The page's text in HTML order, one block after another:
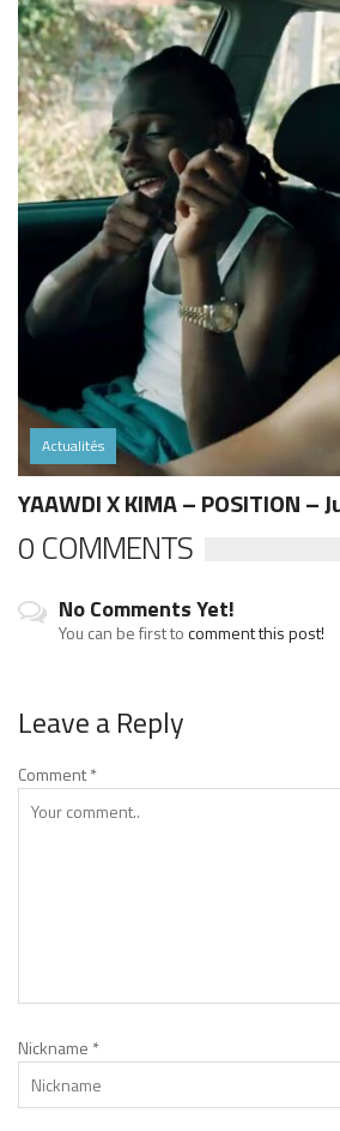
Actualités
YAAWDI X KIMA – POSITION –
0 COMMENTS
No Comments Yet!
You can be first tocomment this post!
Leave a Reply
Comment*
Nickname *